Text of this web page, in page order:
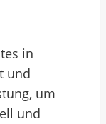
in
und
um
und